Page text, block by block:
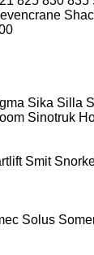
Sika Silla
Sinotruk
Smit
Solus